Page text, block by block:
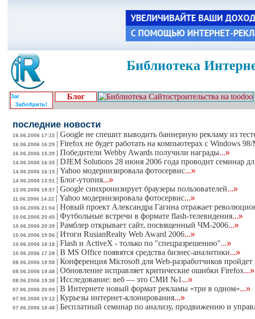
Библиотека
Забобрить!
Блог
последние новости
16.06.2006 17:15 | Google не спешит выводить баннерную рекламу из
16.06.2006 16:29 | Firefox не будет работать на компьютерах с Windows
16.06.2006 15:39 | Победители Webby Awards получили награды...»
14.06.2006 16:35 | DJEM Solutions 28 июня 2006 года проводит семинар
14.06.2006 16:15 | Yahoo модернизировала фотосервис...»
14.06.2006 13:51 | Блог-утопия...»
13.06.2006 19:57 | Google синхронизирует браузеры пользователей...»
11.06.2006 14:22 | Yahoo модернизировала фотосервис...»
10.06.2006 21:04 | Новый проект Александра Гагина отражает
10.06.2006 20:45 | Футбольные встречи в формате flash-телевидения...»
10.06.2006 20:39 | Рамблер открывает сайт, посвященный ЧМ-2006...»
10.06.2006 19:56 | Итоги RusianRealty Web Award 2006...»
10.06.2006 18:18 | Flash и ActiveX - только по "спецразрешению"...»
10.06.2006 17:28 | В MS Office появятся средства бизнес-аналитики...»
08.06.2006 19:58 | Конференция Microsoft для Web-разработчиков
08.06.2006 19:48 | Обновление исправляет критические ошибки Firefox...»
08.06.2006 19:38 | Исследование: веб — это СМИ №1 ...»
07.06.2006 20:09 | В Интернете новый формат рекламы «три в одном»...»
07.06.2006 19:12 | Курьезы интернет-клонирования...»
07.06.2006 18:48 | Бесплатный семинар по анализу, продвижению и